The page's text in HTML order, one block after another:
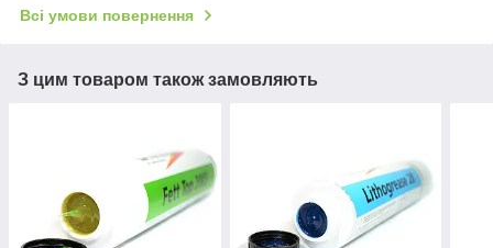
Всі умови повернення
З цим товаром також замовляють